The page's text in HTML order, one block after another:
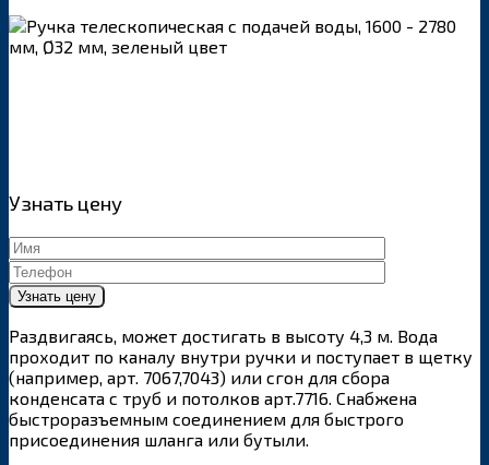
Узнать цену
Раздвигаясь, может достигать в высоту 4,3 м. Вода
проходит по каналу внутри ручки и поступает в щетку
(например, арт. 7067,7043) или сгон для сбора
конденсата с труб и потолков арт.7716. Снабжена
быстроразъемным соединением для быстрого
присоединения шланга или бутыли.